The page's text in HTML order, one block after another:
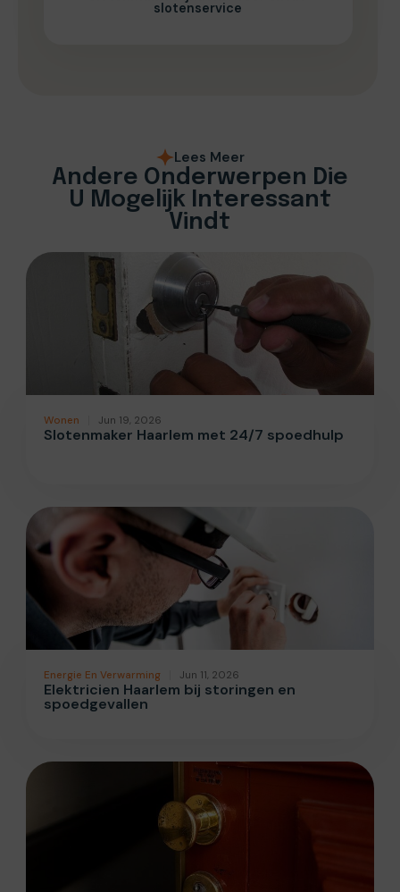
slotenservice
Lees Meer
Andere Onderwerpen Die
U Mogelijk Interessant
Vindt
Wonen Jun 19, 2026
Slotenmaker Haarlem met 24/7 spoedhulp
Energie En Verwarming Jun 11, 2026
Elektricien Haarlem bij storingen en
spoedgevallen